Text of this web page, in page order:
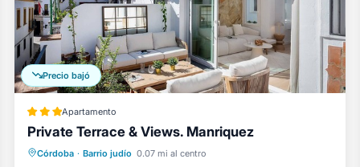
Precio bajó
Apartamento
Private Terrace & Views. Manriquez
Córdoba · Barrio judío 0.07 mi al centro
Chimenea/Calefacción
Balcón/Terraza
Cocina
Aire acondicionado